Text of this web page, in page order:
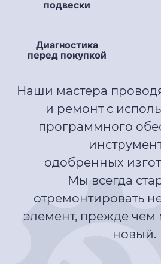
подвески
Диагностика
перед покупкой
Наши мастера
и ремонт с
программного
одобренных
Мы всегда
отремонтировать
элемент, прежде чем
новый.